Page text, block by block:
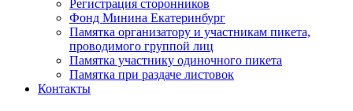
Регистрация сторонников
Фонд Минина Екатеринбург
Памятка организатору и участникам пикета,
проводимого группой лиц
Памятка участнику одиночного пикета
Памятка при раздаче листовок
Контакты